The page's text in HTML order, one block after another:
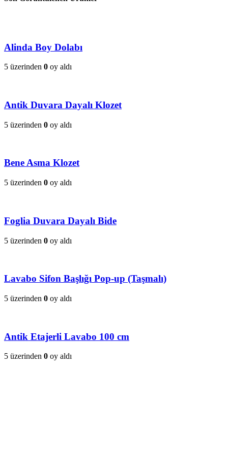
Alinda Boy Dolabı
5 üzerinden 0 oy aldı
Antik Duvara Dayalı Klozet
5 üzerinden 0 oy aldı
Bene Asma Klozet
5 üzerinden 0 oy aldı
Foglia Duvara Dayalı Bide
5 üzerinden 0 oy aldı
Lavabo Sifon Başlığı Pop-up (Taşmalı)
5 üzerinden 0 oy aldı
Antik Etajerli Lavabo 100 cm
5 üzerinden 0 oy aldı